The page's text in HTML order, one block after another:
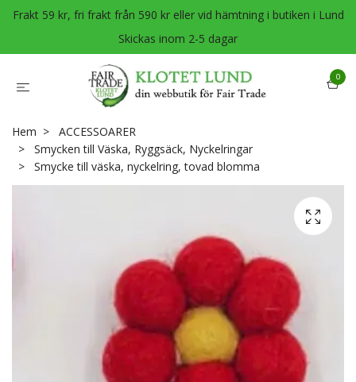
Frakt 59 kr, fri frakt från 590 kr eller vid hämtning i butiken i Lund
Skickas inom 2-5 dagar
0
Hem
ACCESSOARER
Smycken till Väska, Ryggsäck, Nyckelringar
Smycke till väska, nyckelring, tovad blomma